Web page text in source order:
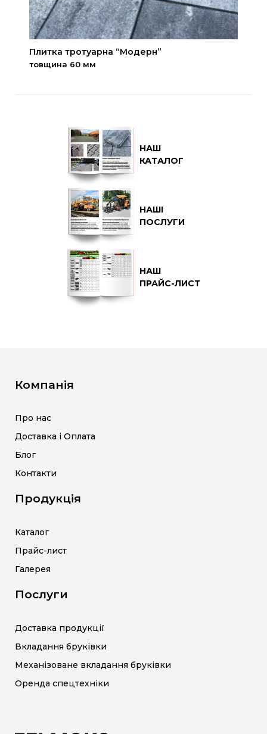
Плитка тротуарна “Модерн”
товщина 60 мм
НАШ
КАТАЛОГ
НАШІ
ПОСЛУГИ
НАШ
ПРАЙС-ЛИСТ
Компанія
Про нас
Доставка і Оплата
Блог
Контакти
Продукція
Каталог
Прайс-лист
Галерея
Послуги
Доставка продукції
Вкладання бруківки
Механізоване вкладання бруківки
Оренда спецтехніки